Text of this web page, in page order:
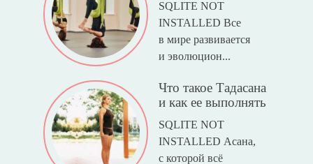
SQLITE NOT
INSTALLED Все
в мире развивается
и эволюцион...
Что такое Тадасана
и как ее выполнять
SQLITE NOT
INSTALLED Асана,
с которой всё